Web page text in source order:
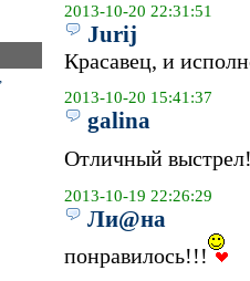
2013-10-20 22:31:51
Jurij
Красавец, и
2013-10-20 15:41:37
galina
Отличный
2013-10-19 22:26:29
Ли@на
понравилось!!!